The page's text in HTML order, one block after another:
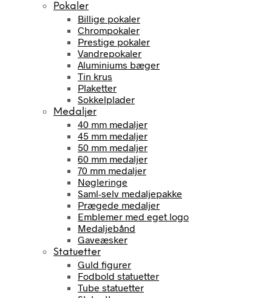
Pokaler
Billige pokaler
Chrompokaler
Prestige pokaler
Vandrepokaler
Aluminiums bæger
Tin krus
Plaketter
Sokkelplader
Medaljer
40 mm medaljer
45 mm medaljer
50 mm medaljer
60 mm medaljer
70 mm medaljer
Nøgleringe
Saml-selv medaljepakke
Prægede medaljer
Emblemer med eget logo
Medaljebånd
Gaveæsker
Statuetter
Guld figurer
Fodbold statuetter
Tube statuetter